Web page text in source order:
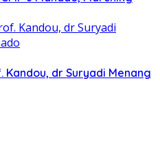
Kandou, dr Suryadi Menang